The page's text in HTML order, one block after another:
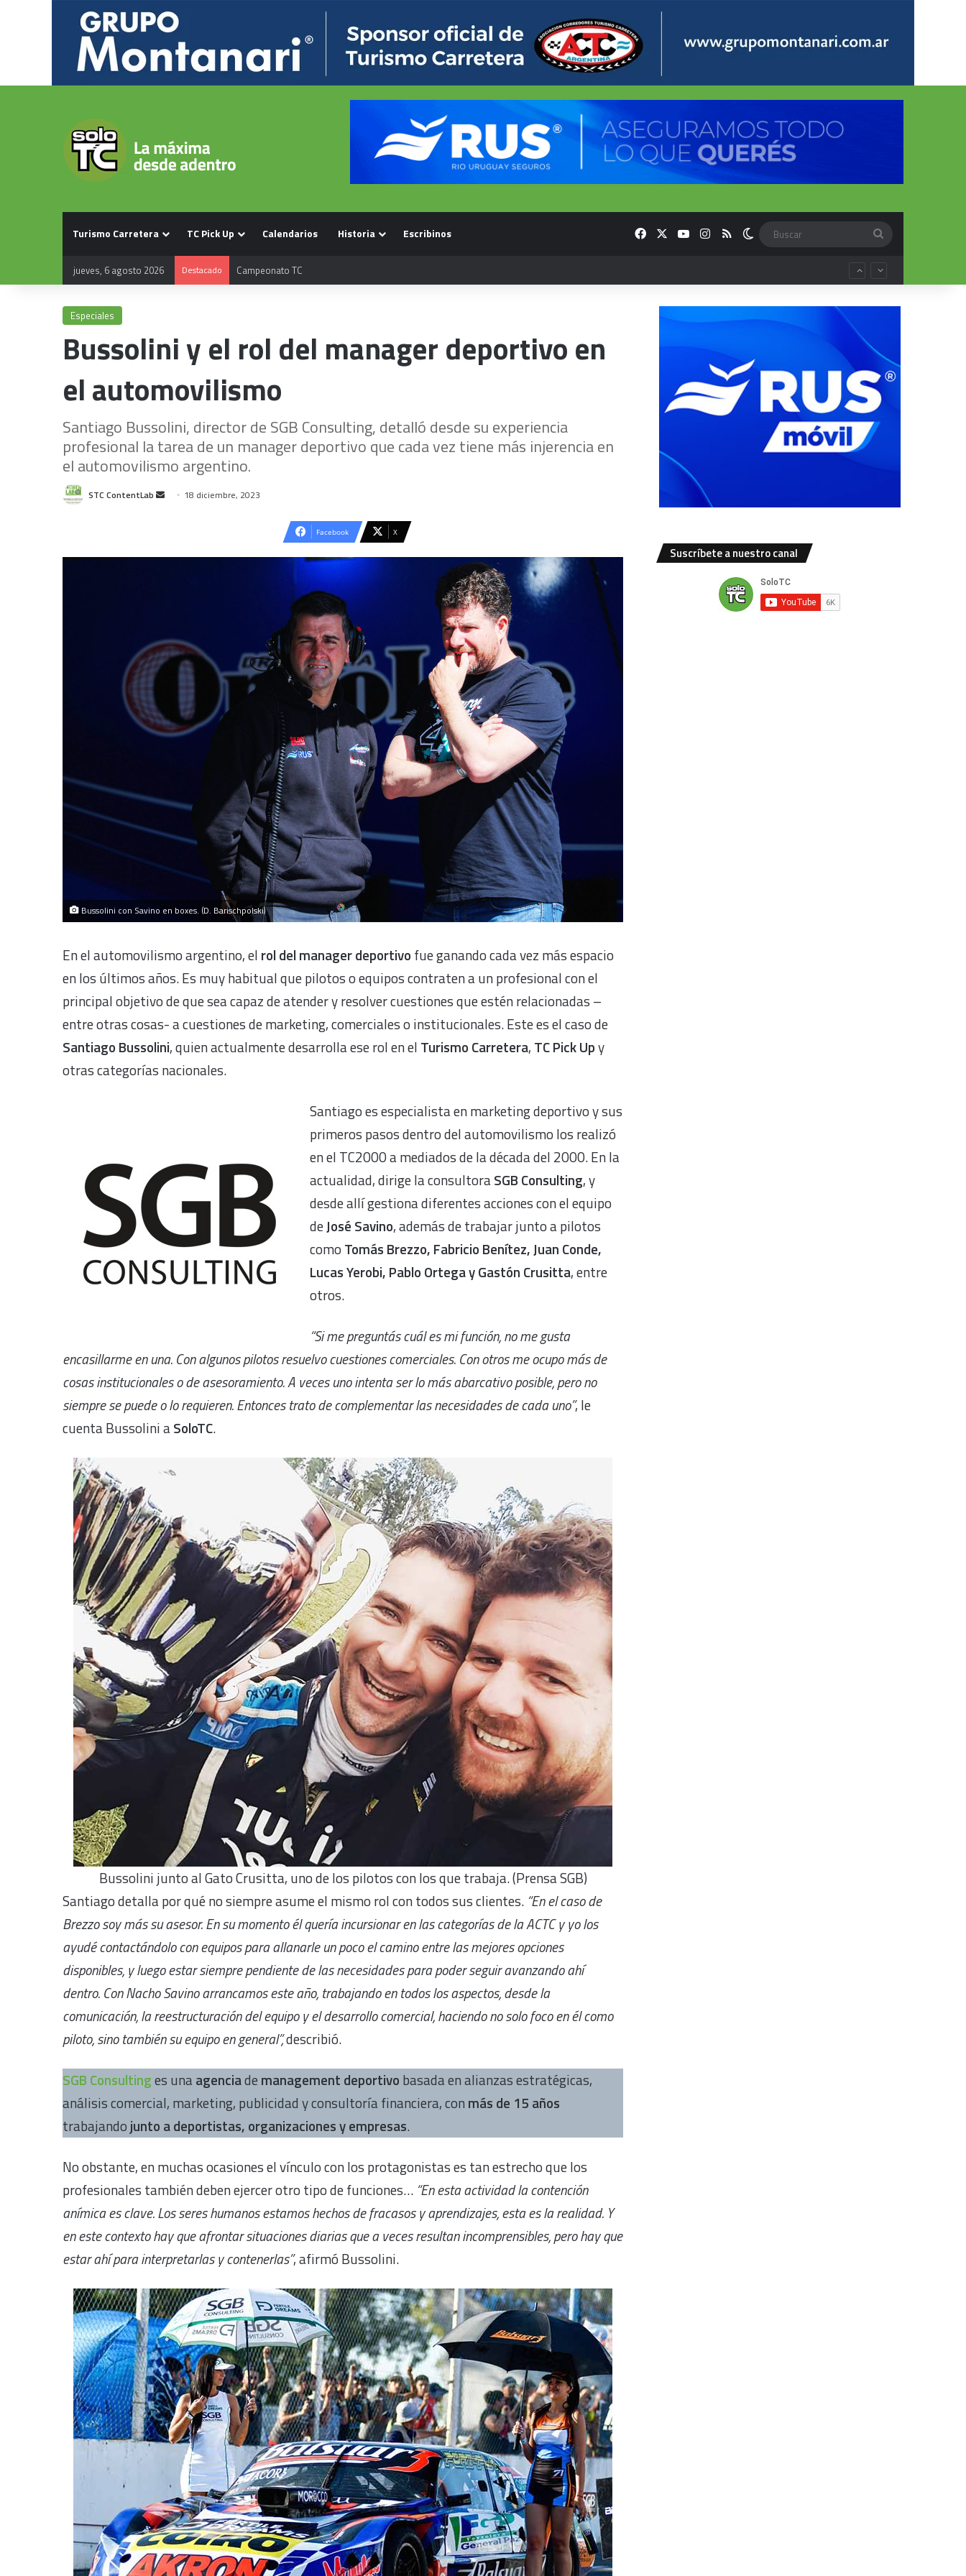
Turismo Carretera TC Pick Up Calendarios Historia Escribinos FacebookYouTubeInstagram
RSS Switch skin
jueves, 6 agosto 2026 Destacado Calendario TC 2026
Especiales
Bussolini y el rol del manager deportivo en
el automovilismo
Santiago Bussolini, director de SGB Consulting, detalló desde su experiencia
profesional la tarea de un manager deportivo que cada vez tiene más injerencia en
el automovilismo argentino.
STC ContentLab
Send 18 diciembre, 2023
Facebook X
Bussolini con Savino en boxes. (D. Barischpolski)
En el automovilismo argentino, el rol del manager deportivo fue ganando cada vez más espacio
en los últimos años. Es muy habitual que pilotos o equipos contraten a un profesional con el
principal objetivo de que sea capaz de atender y resolver cuestiones que estén relacionadas –
entre otras cosas- a cuestiones de marketing, comerciales o institucionales. Este es el caso de
Santiago Bussolini, quien actualmente desarrolla ese rol en el Turismo Carretera, TC Pick Upy
otras categorías nacionales.
Santiago es especialista en marketing deportivo y sus
primeros pasos dentro del automovilismo los realizó
en el TC2000 a mediados de la década del 2000. En la
actualidad, dirige la consultoraSGB Consulting, y
desde allí gestiona diferentes acciones con el equipo
deJosé Savino, además de trabajar junto a pilotos
como Tomás Brezzo, Fabricio Benítez, Juan Conde,
Lucas Yerobi, Pablo Ortega y Gastón Crusitta, entre
otros.
“Si me preguntás cuál es mi función, no me gusta
encasillarme en una. Con algunos pilotos resuelvo cuestiones comerciales. Con otros me ocupo más de
cosas institucionales o de asesoramiento. A veces uno intenta ser lo más abarcativo posible, pero no
siempre se puede o lo requieren. Entonces trato de complementar las necesidades de cada uno”, le
cuenta Bussolini aSoloTC.
Bussolini junto al Gato Crusitta, uno de los pilotos con los que trabaja. (Prensa SGB)
Santiago detalla por qué no siempre asume el mismo rol con todos sus clientes. “En el caso de
Brezzo soy más su asesor. En su momento él quería incursionar en las categorías de la ACTC y yo los
ayudé contactándolo con equipos para allanarle un poco el camino entre las mejores opciones
disponibles, y luego estar siempre pendiente de las necesidades para poder seguir avanzando ahí
dentro. Con Nacho Savino arrancamos este año, trabajando en todos los aspectos, desde la
comunicación, la reestructuración del equipo y el desarrollo comercial, haciendo no solo foco en él como
piloto, sino también su equipo en general”,describió.
SGB Consultinges unaagenciade management deportivo basada en alianzas estratégicas,
análisis comercial, marketing, publicidad y consultoría financiera, con más de 15 años
trabajando junto a deportistas, organizaciones y empresas.
No obstante, en muchas ocasiones el vínculo con los protagonistas es tan estrecho que los
profesionales también deben ejercer otro tipo de funciones… “En esta actividad la contención
anímica es clave. Los seres humanos estamos hechos de fracasos y aprendizajes, esta es la realidad. Y
en este contexto hay que afrontar situaciones diarias que a veces resultan incomprensibles, pero hay que
estar ahí para interpretarlas y contenerlas”, afirmó Bussolini.
Suscríbete a nuestro canal